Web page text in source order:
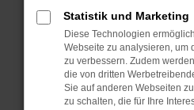
Stelle sicher, dass
Betriebssystem auf
sind.
Veraltete Software birgt
Sicherheitsrisiko,
führen, dass bestimmte
Statistik und Marketing
Diese Technologien
Webseite zu analysieren, um
zu verbessern. Zudem
die von dritten
Sie auf anderen Webseiten
zu schalten, die für Ihre